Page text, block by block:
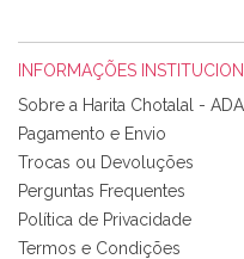
Tudo chegou em
bem acondicionados.
produtos adquiridos.
com um padrão e cores
perfeitíssima.
loja, têm excelentes
INFORMAÇÕES
Sobre a Harita Chotalal -
Pagamento e Envio
Trocas ou Devoluções
Perguntas Frequentes
Política de Privacidade
Termos e Condições